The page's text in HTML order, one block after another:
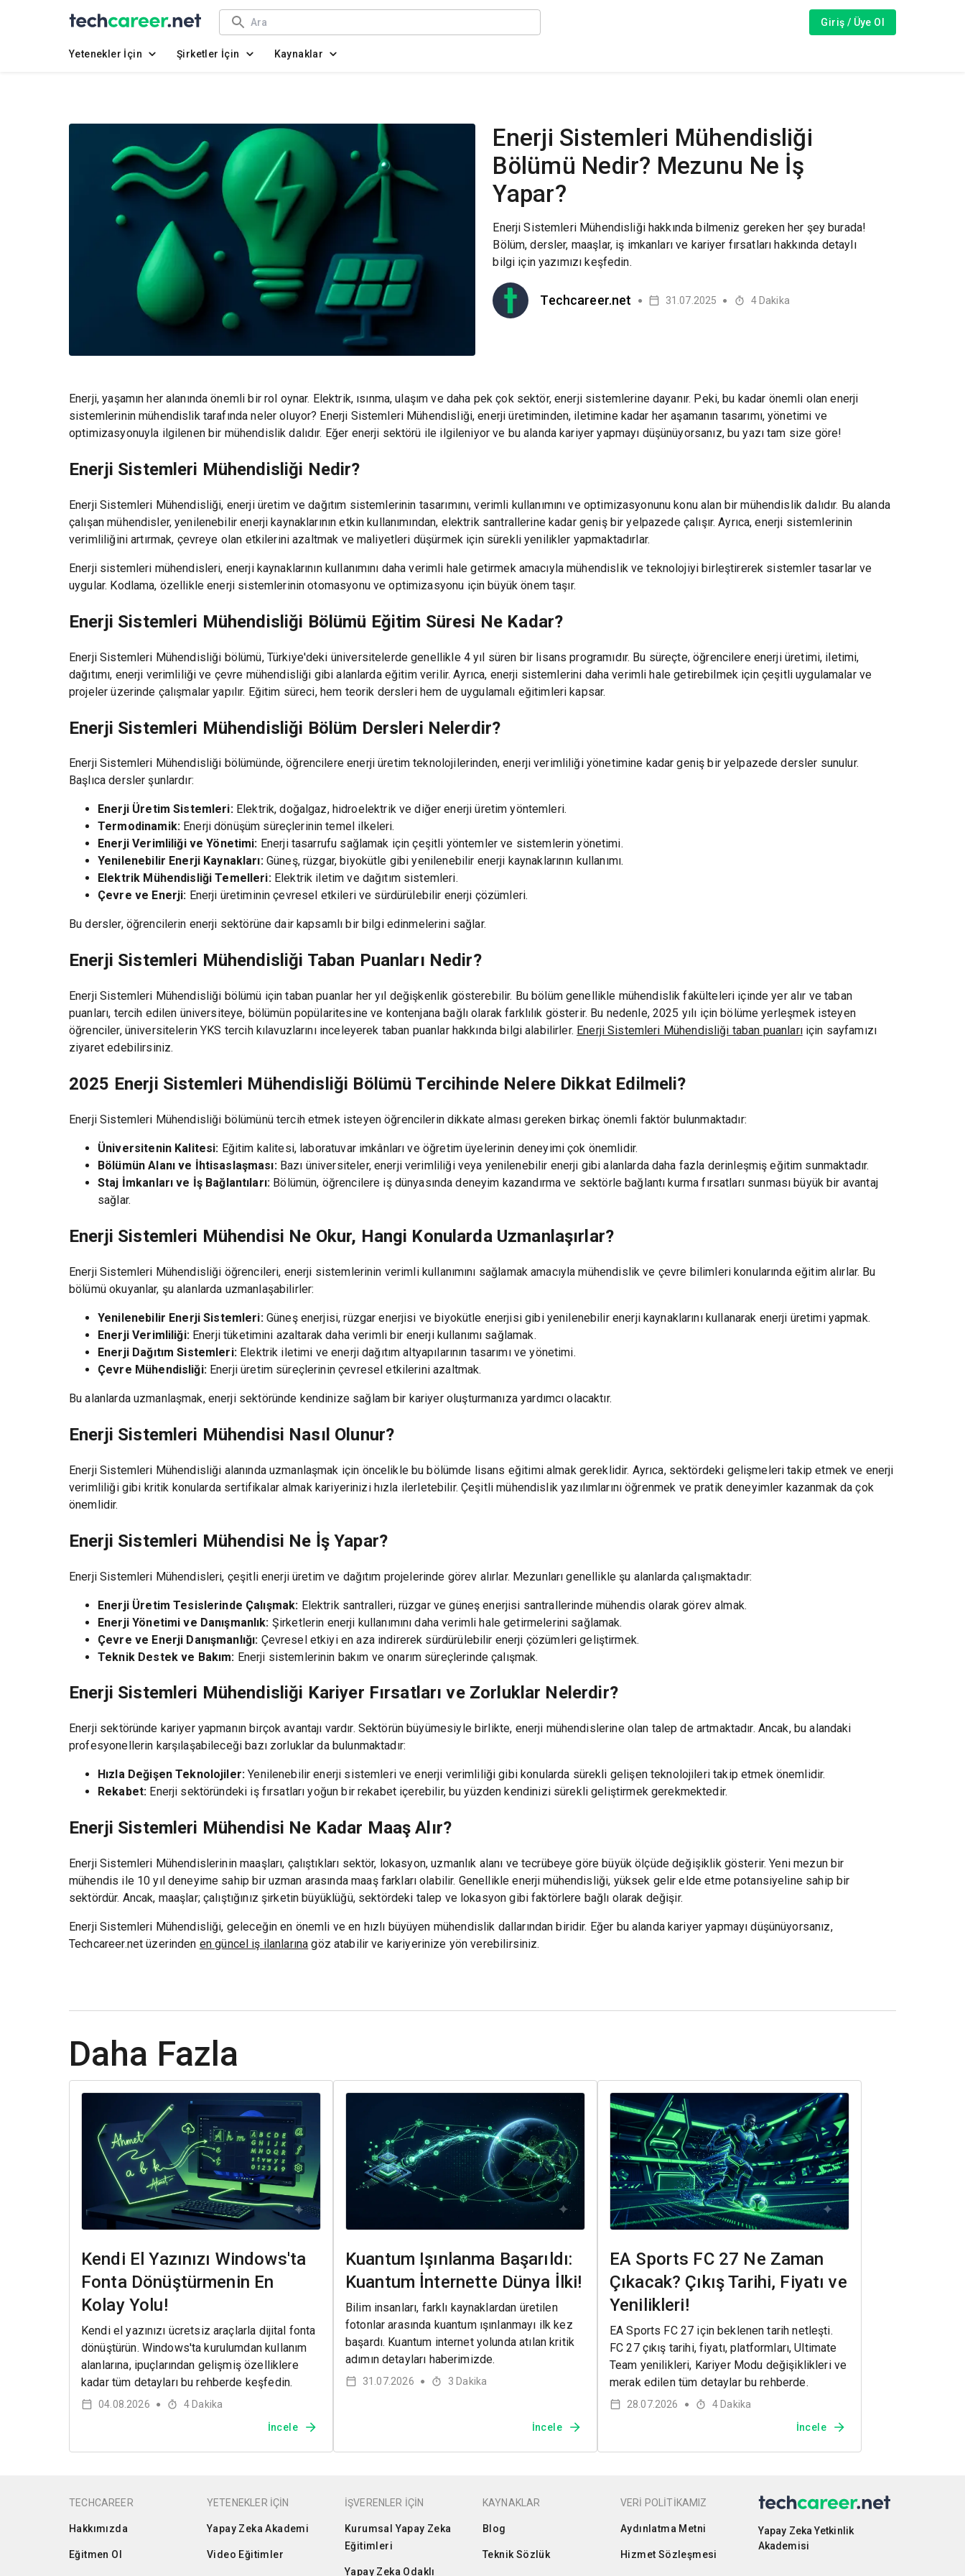
Giriş / Üye Ol
Yetenekler İçin Şirketler İçin Kaynaklar
Enerji Sistemleri Mühendisliği
Bölümü Nedir? Mezunu Ne İş
Yapar?
Enerji Sistemleri Mühendisliği hakkında bilmeniz gereken her şey burada!
Bölüm, dersler, maaşlar, iş imkanları ve kariyer fırsatları hakkında detaylı
bilgi için yazımızı keşfedin.
Techcareer.net ● 31.07.2025 ● 4 Dakika
Enerji, yaşamın her alanında önemli bir rol oynar. Elektrik, ısınma, ulaşım ve daha pek çok sektör, enerji sistemlerine dayanır. Peki, bu kadar önemli olan enerji
sistemlerinin mühendislik tarafında neler oluyor? Enerji Sistemleri Mühendisliği, enerji üretiminden, iletimine kadar her aşamanın tasarımı, yönetimi ve
optimizasyonuyla ilgilenen bir mühendislik dalıdır. Eğer enerji sektörü ile ilgileniyor ve bu alanda kariyer yapmayı düşünüyorsanız, bu yazı tam size göre!
Enerji Sistemleri Mühendisliği Nedir?
Enerji Sistemleri Mühendisliği, enerji üretim ve dağıtım sistemlerinin tasarımını, verimli kullanımını ve optimizasyonunu konu alan bir mühendislik dalıdır. Bu alanda
çalışan mühendisler, yenilenebilir enerji kaynaklarının etkin kullanımından, elektrik santrallerine kadar geniş bir yelpazede çalışır. Ayrıca, enerji sistemlerinin
verimliliğini artırmak, çevreye olan etkilerini azaltmak ve maliyetleri düşürmek için sürekli yenilikler yapmaktadırlar.
Enerji sistemleri mühendisleri, enerji kaynaklarının kullanımını daha verimli hale getirmek amacıyla mühendislik ve teknolojiyi birleştirerek sistemler tasarlar ve
uygular. Kodlama, özellikle enerji sistemlerinin otomasyonu ve optimizasyonu için büyük önem taşır.
Enerji Sistemleri Mühendisliği Bölümü Eğitim Süresi Ne Kadar?
Enerji Sistemleri Mühendisliği bölümü, Türkiye'deki üniversitelerde genellikle 4 yıl süren bir lisans programıdır. Bu süreçte, öğrencilere enerji üretimi, iletimi,
dağıtımı, enerji verimliliği ve çevre mühendisliği gibi alanlarda eğitim verilir. Ayrıca, enerji sistemlerini daha verimli hale getirebilmek için çeşitli uygulamalar ve
projeler üzerinde çalışmalar yapılır. Eğitim süreci, hem teorik dersleri hem de uygulamalı eğitimleri kapsar.
Enerji Sistemleri Mühendisliği Bölüm Dersleri Nelerdir?
Enerji Sistemleri Mühendisliği bölümünde, öğrencilere enerji üretim teknolojilerinden, enerji verimliliği yönetimine kadar geniş bir yelpazede dersler sunulur.
Başlıca dersler şunlardır:
Enerji Üretim Sistemleri:Elektrik, doğalgaz, hidroelektrik ve diğer enerji üretim yöntemleri.
Termodinamik:Enerji dönüşüm süreçlerinin temel ilkeleri.
Enerji Verimliliği ve Yönetimi: Enerji tasarrufu sağlamak için çeşitli yöntemler ve sistemlerin yönetimi.
Yenilenebilir Enerji Kaynakları:Güneş, rüzgar, biyokütle gibi yenilenebilir enerji kaynaklarının kullanımı.
Elektrik Mühendisliği Temelleri:Elektrik iletim ve dağıtım sistemleri.
Çevre ve Enerji: Enerji üretiminin çevresel etkileri ve sürdürülebilir enerji çözümleri.
Bu dersler, öğrencilerin enerji sektörüne dair kapsamlı bir bilgi edinmelerini sağlar.
Enerji Sistemleri Mühendisliği Taban Puanları Nedir?
Enerji Sistemleri Mühendisliği bölümü için taban puanlar her yıl değişkenlik gösterebilir. Bu bölüm genellikle mühendislik fakülteleri içinde yer alır ve taban
puanları, tercih edilen üniversiteye, bölümün popülaritesine ve kontenjana bağlı olarak farklılık gösterir. Bu nedenle, 2025 yılı için bölüme yerleşmek isteyen
öğrenciler, üniversitelerin YKS tercih kılavuzlarını inceleyerek taban puanlar hakkında bilgi alabilirler. Enerji Sistemleri Mühendisliği taban puanlarıiçin sayfamızı
ziyaret edebilirsiniz.
2025 Enerji Sistemleri Mühendisliği Bölümü Tercihinde Nelere Dikkat Edilmeli?
Enerji Sistemleri Mühendisliği bölümünü tercih etmek isteyen öğrencilerin dikkate alması gereken birkaç önemli faktör bulunmaktadır:
Üniversitenin Kalitesi: Eğitim kalitesi, laboratuvar imkânları ve öğretim üyelerinin deneyimi çok önemlidir.
Bölümün Alanı ve İhtisaslaşması: Bazı üniversiteler, enerji verimliliği veya yenilenebilir enerji gibi alanlarda daha fazla derinleşmiş eğitim sunmaktadır.
Staj İmkanları ve İş Bağlantıları: Bölümün, öğrencilere iş dünyasında deneyim kazandırma ve sektörle bağlantı kurma fırsatları sunması büyük bir avantaj
sağlar.
Enerji Sistemleri Mühendisi Ne Okur, Hangi Konularda Uzmanlaşırlar?
Enerji Sistemleri Mühendisliği öğrencileri, enerji sistemlerinin verimli kullanımını sağlamak amacıyla mühendislik ve çevre bilimleri konularında eğitim alırlar. Bu
bölümü okuyanlar, şu alanlarda uzmanlaşabilirler:
Yenilenebilir Enerji Sistemleri:Güneş enerjisi, rüzgar enerjisi ve biyokütle enerjisi gibi yenilenebilir enerji kaynaklarını kullanarak enerji üretimi yapmak.
Enerji Verimliliği:Enerji tüketimini azaltarak daha verimli bir enerji kullanımı sağlamak.
Enerji Dağıtım Sistemleri:Elektrik iletimi ve enerji dağıtım altyapılarının tasarımı ve yönetimi.
Çevre Mühendisliği:Enerji üretim süreçlerinin çevresel etkilerini azaltmak.
Bu alanlarda uzmanlaşmak, enerji sektöründe kendinize sağlam bir kariyer oluşturmanıza yardımcı olacaktır.
Enerji Sistemleri Mühendisi Nasıl Olunur?
Enerji Sistemleri Mühendisliği alanında uzmanlaşmak için öncelikle bu bölümde lisans eğitimi almak gereklidir. Ayrıca, sektördeki gelişmeleri takip etmek ve enerji
verimliliği gibi kritik konularda sertifikalar almak kariyerinizi hızla ilerletebilir. Çeşitli mühendislik yazılımlarını öğrenmek ve pratik deneyimler kazanmak da çok
önemlidir.
Enerji Sistemleri Mühendisi Ne İş Yapar?
Enerji Sistemleri Mühendisleri, çeşitli enerji üretim ve dağıtım projelerinde görev alırlar. Mezunları genellikle şu alanlarda çalışmaktadır:
Enerji Üretim Tesislerinde Çalışmak: Elektrik santralleri, rüzgar ve güneş enerjisi santrallerinde mühendis olarak görev almak.
Enerji Yönetimi ve Danışmanlık: Şirketlerin enerji kullanımını daha verimli hale getirmelerini sağlamak.
Çevre ve Enerji Danışmanlığı: Çevresel etkiyi en aza indirerek sürdürülebilir enerji çözümleri geliştirmek.
Teknik Destek ve Bakım: Enerji sistemlerinin bakım ve onarım süreçlerinde çalışmak.
Enerji Sistemleri Mühendisliği Kariyer Fırsatları ve Zorluklar Nelerdir?
Enerji sektöründe kariyer yapmanın birçok avantajı vardır. Sektörün büyümesiyle birlikte, enerji mühendislerine olan talep de artmaktadır. Ancak, bu alandaki
profesyonellerin karşılaşabileceği bazı zorluklar da bulunmaktadır:
Hızla Değişen Teknolojiler:Yenilenebilir enerji sistemleri ve enerji verimliliği gibi konularda sürekli gelişen teknolojileri takip etmek önemlidir.
Rekabet: Enerji sektöründeki iş fırsatları yoğun bir rekabet içerebilir, bu yüzden kendinizi sürekli geliştirmek gerekmektedir.
Enerji Sistemleri Mühendisi Ne Kadar Maaş Alır?
Enerji Sistemleri Mühendislerinin maaşları, çalıştıkları sektör, lokasyon, uzmanlık alanı ve tecrübeye göre büyük ölçüde değişiklik gösterir. Yeni mezun bir
mühendis ile 10 yıl deneyime sahip bir uzman arasında maaş farkları olabilir. Genellikle enerji mühendisliği, yüksek gelir elde etme potansiyeline sahip bir
sektördür. Ancak, maaşlar; çalıştığınız şirketin büyüklüğü, sektördeki talep ve lokasyon gibi faktörlere bağlı olarak değişir.
Enerji Sistemleri Mühendisliği, geleceğin en önemli ve en hızlı büyüyen mühendislik dallarından biridir. Eğer bu alanda kariyer yapmayı düşünüyorsanız,
Techcareer.net üzerinden en güncel iş ilanlarına göz atabilir ve kariyerinize yön verebilirsiniz.
Daha Fazla
Kendi El Yazınızı Windows'ta
Fonta Dönüştürmenin En
Kolay Yolu!
Kendi el yazınızı ücretsiz araçlarla dijital fonta
dönüştürün. Windows'ta kurulumdan kullanım
alanlarına, ipuçlarından gelişmiş özelliklere
kadar tüm detayları bu rehberde keşfedin.
04.08.2026 ● 4 Dakika
İncele
Kuantum Işınlanma Başarıldı:
Kuantum İnternette Dünya İlki!
Bilim insanları, farklı kaynaklardan üretilen
fotonlar arasında kuantum ışınlanmayı ilk kez
başardı. Kuantum internet yolunda atılan kritik
adımın detayları haberimizde.
31.07.2026 ● 3 Dakika
İncele
EA Sports FC 27 Ne Zaman
Çıkacak? Çıkış Tarihi, Fiyatı ve
Yenilikleri!
EA Sports FC 27 için beklenen tarih netleşti.
FC 27 çıkış tarihi, fiyatı, platformları, Ultimate
Team yenilikleri, Kariyer Modu değişiklikleri ve
merak edilen tüm detaylar bu rehberde.
28.07.2026 ● 4 Dakika
İncele
TECHCAREER
Hakkımızda
Eğitmen Ol
YETENEKLER İÇİN
Yapay Zeka Akademi
Video Eğitimler
İŞVERENLER İÇİN
Kurumsal Yapay Zeka
Eğitimleri
Yapay Zeka Odaklı
KAYNAKLAR
Blog
Teknik Sözlük
VERİ POLİTİKAMIZ
Aydınlatma Metni
Hizmet Sözleşmesi
Yapay Zeka Yetkinlik
Akademisi